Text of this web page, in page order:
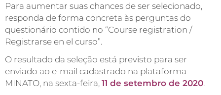
Para aumentar suas chances de ser selecionado,
responda de forma concreta às perguntas do
questionário contido no “Course registration /
Registrarse en el curso”.
O resultado da seleção está previsto para ser
enviado ao e-mail cadastrado na plataforma
MINATO, na sexta-feira, 11 de setembro de 2020.